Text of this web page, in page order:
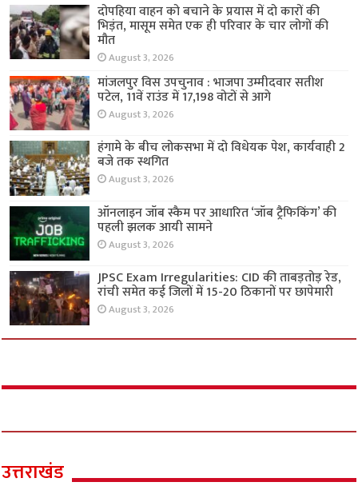
दोपहिया वाहन को बचाने के प्रयास में दो कारों की
भिड़ंत, मासूम समेत एक ही परिवार के चार लोगों की
मौत
August 3, 2026
मांजलपुर विस उपचुनाव : भाजपा उम्मीदवार सतीश
पटेल, 11वें राउंड में 17,198 वोटों से आगे
August 3, 2026
हंगामे के बीच लोकसभा में दो विधेयक पेश, कार्यवाही 2
बजे तक स्थगित
August 3, 2026
ऑनलाइन जॉब स्कैम पर आधारित ‘जॉब ट्रैफिकिंग’ की
पहली झलक आयी सामने
August 3, 2026
JPSC Exam Irregularities: CID की ताबड़तोड़ रेड,
रांची समेत कई जिलों में 15-20 ठिकानों पर छापेमारी
August 3, 2026
उत्तराखंड